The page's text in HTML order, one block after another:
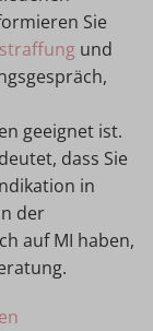
Sie
und
geeignet ist.
dass Sie
in
der
auf MI haben,